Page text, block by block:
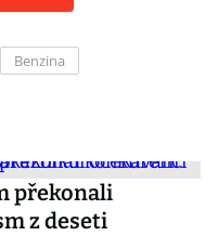
Benzina
překonali
z deseti